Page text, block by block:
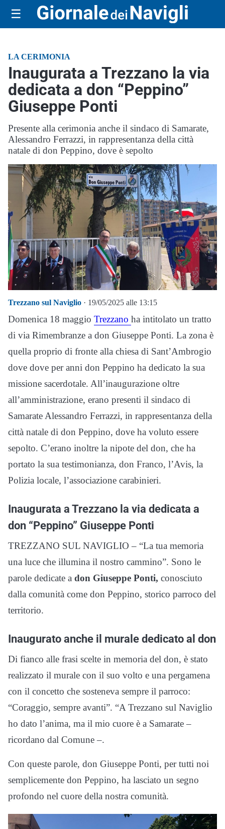
☰
LA CERIMONIA
Inaugurata a Trezzano la via
dedicata a don “Peppino”
Giuseppe Ponti
Presente alla cerimonia anche il sindaco di Samarate,
Alessandro Ferrazzi, in rappresentanza della città
natale di don Peppino, dove è sepolto
Trezzano sul Naviglio · 19/05/2025 alle 13:15
Domenica 18 maggio Trezzano ha intitolato un tratto
di via Rimembranze a don Giuseppe Ponti. La zona è
quella proprio di fronte alla chiesa di Sant’Ambrogio
dove dove per anni don Peppino ha dedicato la sua
missione sacerdotale. All’inaugurazione oltre
all’amministrazione, erano presenti il sindaco di
Samarate Alessandro Ferrazzi, in rappresentanza della
città natale di don Peppino, dove ha voluto essere
sepolto. C’erano inoltre la nipote del don, che ha
portato la sua testimonianza, don Franco, l’Avis, la
Polizia locale, l’associazione carabinieri.
Inaugurata a Trezzano la via dedicata a
don “Peppino” Giuseppe Ponti
TREZZANO SUL NAVIGLIO – “La tua memoria
una luce che illumina il nostro cammino”. Sono le
parole dedicate a don Giuseppe Ponti, conosciuto
dalla comunità come don Peppino, storico parroco del
territorio.
Inaugurato anche il murale dedicato al don
Di fianco alle frasi scelte in memoria del don, è stato
realizzato il murale con il suo volto e una pergamena
con il concetto che sosteneva sempre il parroco:
“Coraggio, sempre avanti”. “A Trezzano sul Naviglio
ho dato l’anima, ma il mio cuore è a Samarate –
ricordano dal Comune –.
Con queste parole, don Giuseppe Ponti, per tutti noi
semplicemente don Peppino, ha lasciato un segno
profondo nel cuore della nostra comunità.